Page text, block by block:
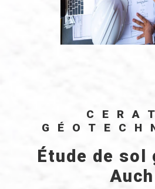
CERATO
étude de sol g1 pgc à
Auch